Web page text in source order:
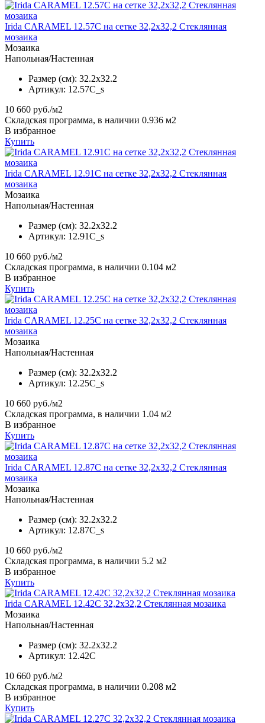
Irida CARAMEL 12.57C на сетке 32,2x32,2 Стеклянная
мозаика
Мозаика
Напольная/Настенная
Размер (см): 32.2x32.2
Артикул: 12.57C_s
10 660 руб./м2
Складская программа, в наличии 0.936 м2
В избранное
Купить
Irida CARAMEL 12.91C на сетке 32,2x32,2 Стеклянная
мозаика
Мозаика
Напольная/Настенная
Размер (см): 32.2x32.2
Артикул: 12.91C_s
10 660 руб./м2
Складская программа, в наличии 0.104 м2
В избранное
Купить
Irida CARAMEL 12.25C на сетке 32,2x32,2 Стеклянная
мозаика
Мозаика
Напольная/Настенная
Размер (см): 32.2x32.2
Артикул: 12.25C_s
10 660 руб./м2
Складская программа, в наличии 1.04 м2
В избранное
Купить
Irida CARAMEL 12.87C на сетке 32,2x32,2 Стеклянная
мозаика
Мозаика
Напольная/Настенная
Размер (см): 32.2x32.2
Артикул: 12.87C_s
10 660 руб./м2
Складская программа, в наличии 5.2 м2
В избранное
Купить
Irida CARAMEL 12.42C 32,2x32,2 Стеклянная мозаика
Мозаика
Напольная/Настенная
Размер (см): 32.2x32.2
Артикул: 12.42C
10 660 руб./м2
Складская программа, в наличии 0.208 м2
В избранное
Купить